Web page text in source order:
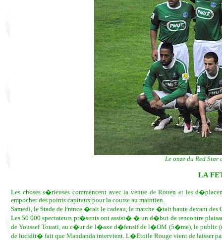
Le onze du Red
LA
Les choses s�rieuses commencent avec la venue de Rouen et les
empocher des points capitaux pour la course au maintien.
Samedi, le Stade de France �tait le cadeau, la marche �tait haute devant des
Les 50 000 spectateurs pr�sents ont assist� � un d�but de rencontre
de Youssef Touati, au c�ur de l�axe d�fensif de l�OM (5�me), le public
de lucidit� fait que Mandanda intervient. L�Etoile Rouge vient de laisser